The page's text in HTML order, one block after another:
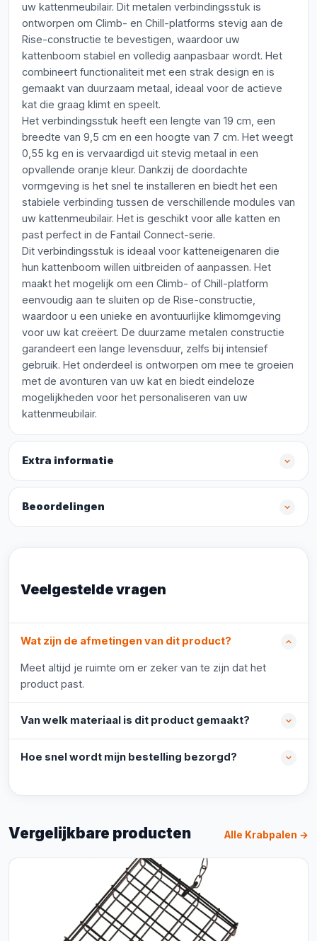
uw kattenmeubilair. Dit metalen verbindingsstuk is
ontworpen om Climb- en Chill-platforms stevig aan de
Rise-constructie te bevestigen, waardoor uw
kattenboom stabiel en volledig aanpasbaar wordt. Het
combineert functionaliteit met een strak design en is
gemaakt van duurzaam metaal, ideaal voor de actieve
kat die graag klimt en speelt.
Het verbindingsstuk heeft een lengte van 19 cm, een
breedte van 9,5 cm en een hoogte van 7 cm. Het weegt
0,55 kg en is vervaardigd uit stevig metaal in een
opvallende oranje kleur. Dankzij de doordachte
vormgeving is het snel te installeren en biedt het een
stabiele verbinding tussen de verschillende modules van
uw kattenmeubilair. Het is geschikt voor alle katten en
past perfect in de Fantail Connect-serie.
Dit verbindingsstuk is ideaal voor katteneigenaren die
hun kattenboom willen uitbreiden of aanpassen. Het
maakt het mogelijk om een Climb- of Chill-platform
eenvoudig aan te sluiten op de Rise-constructie,
waardoor u een unieke en avontuurlijke klimomgeving
voor uw kat creëert. De duurzame metalen constructie
garandeert een lange levensduur, zelfs bij intensief
gebruik. Het onderdeel is ontworpen om mee te groeien
met de avonturen van uw kat en biedt eindeloze
mogelijkheden voor het personaliseren van uw
kattenmeubilair.
Extra informatie
Beoordelingen
Veelgestelde vragen
Wat zijn de afmetingen van dit product?
Meet altijd je ruimte om er zeker van te zijn dat het
product past.
Van welk materiaal is dit product gemaakt?
Hoe snel wordt mijn bestelling bezorgd?
Vergelijkbare producten Alle Krabpalen →